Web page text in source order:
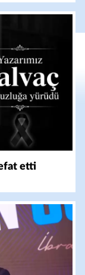
etti